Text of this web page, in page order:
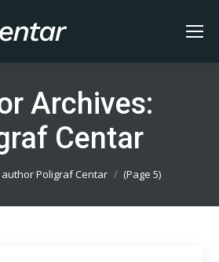
Archives:
Centar
Poligraf Centar (Page 5)